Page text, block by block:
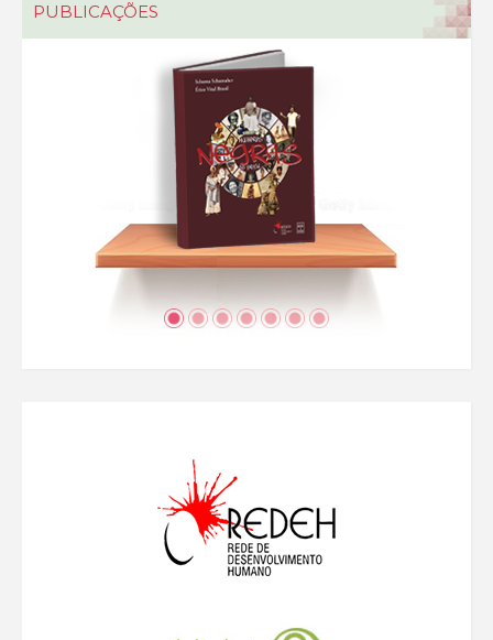
PUBLICAÇÕES